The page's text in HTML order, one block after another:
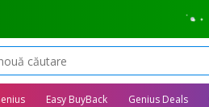
Easy BuyBack Genius Deals